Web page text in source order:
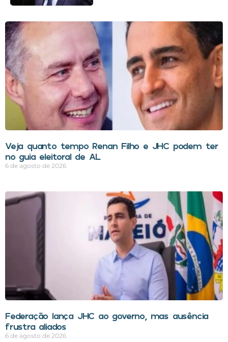
Veja quanto tempo Renan Filho e JHC podem ter
no guia eleitoral de AL
6 de agosto de 2026
Federação lança JHC ao governo, mas ausência
frustra aliados
6 de agosto de 2026